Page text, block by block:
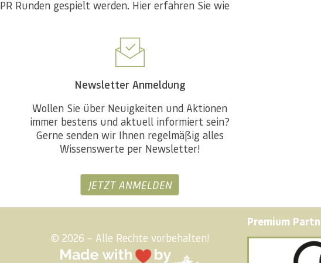
Runden gespielt werden. Hier erfahren Sie wie
Newsletter Anmeldung
Wollen Sie über Neuigkeiten und Aktionen
immer bestens und aktuell informiert sein?
Gerne senden wir Ihnen regelmäßig alles
Wissenswerte per Newsletter!
JETZT ANMELDEN
© 2026 – Alle Rechte vorbehalten!
Premium